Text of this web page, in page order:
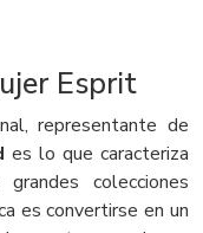
Esprit
representante de
es lo que caracteriza
colecciones
es convertirse en un